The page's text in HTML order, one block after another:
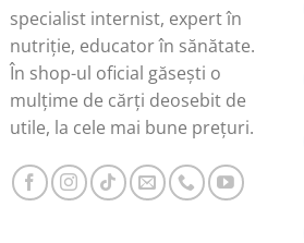
specialist internist, expert în
nutriție, educator în sănătate.
În shop-ul oficial găsești o
mulțime de cărți deosebit de
utile, la cele mai bune prețuri.